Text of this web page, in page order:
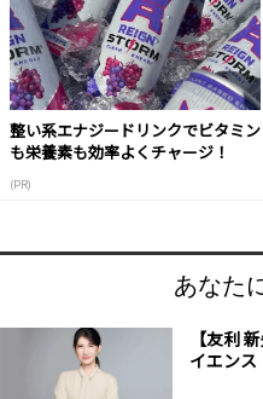
整い系エナジードリンクでビタミン
も栄養素も効率よくチャージ！
(PR)
あなた
【友利
イエンス